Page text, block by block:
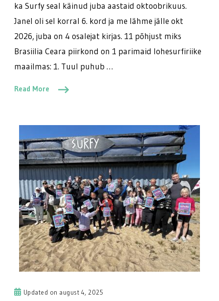
ka Surfy seal käinud juba aastaid oktoobrikuus.
Janel oli sel korral 6. kord ja me lähme jälle okt
2026, juba on 4 osalejat kirjas. 11 põhjust miks
Brasiilia Ceara piirkond on 1 parimaid lohesurfiriike
maailmas: 1. Tuul puhub …
Read More
Updated on august 4, 2025